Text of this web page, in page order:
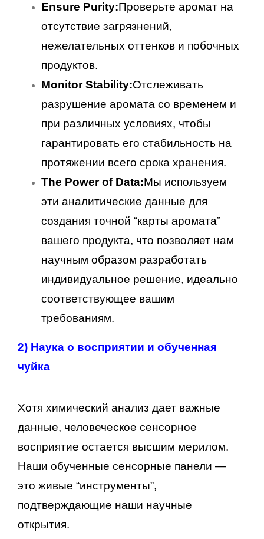
Ensure Purity:Проверьте аромат на
отсутствие загрязнений,
нежелательных оттенков и побочных
продуктов.
Monitor Stability:Отслеживать
разрушение аромата со временем и
при различных условиях, чтобы
гарантировать его стабильность на
протяжении всего срока хранения.
The Power of Data:Мы используем
эти аналитические данные для
создания точной “карты аромата”
вашего продукта, что позволяет нам
научным образом разработать
индивидуальное решение, идеально
соответствующее вашим
требованиям.
2) Наука о восприятии и обученная
чуйка
Хотя химический анализ дает важные
данные, человеческое сенсорное
восприятие остается высшим мерилом.
Наши обученные сенсорные панели —
это живые “инструменты”,
подтверждающие наши научные
открытия.